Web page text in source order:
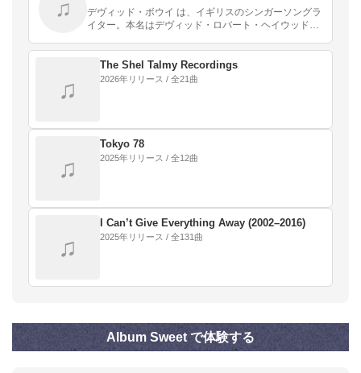
♫
デヴィッド・ボウイ は、イギリスのシンガーソングラ
イター。本名はデヴィッド・ロバート・ヘイウッド・
♫
The Shel Talmy Recordings
2026年リリース / 全21曲
♫
Tokyo 78
2025年リリース / 全12曲
♫
I Can’t Give Everything Away (2002–2016)
2025年リリース / 全131曲
Album Sweet で体験する